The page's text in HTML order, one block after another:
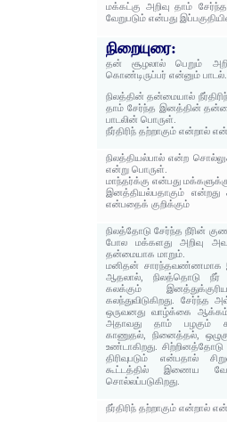
மக்கட்கு அறிவு தாம்
வேறுபடும் என்பது
நிறையுரை:
தன் சூழலால் பெறும்
கொண்டிருப்பர் என்னும் பாடல்.
நிலத்தின் தன்மையால்
தாம் சேர்ந்த இனத்தின்
பாடலின் பொருள்.
நீர்திரிந் தற்றாகும் என்றால்
நிலத்தியல்பால் என்ற
என்று பொருள்.
மாந்தர்க்கு என்பது
இனத்தியல்பதாகும் என்றது
என்பதைக் குறிக்கும்
நிலத்தோடு சேர்ந்த நீரின்
போல மக்களது அறிவு
தன்மையாக மாறும்.
மனிதன் சாரந்தவண்ணமாக
ஆதலால், நிலத்தொடு
கலக்கும்
கலந்துவிடுகிறது.
ஒருவனது வாழ்க்கை
அதாவது தாம் பழகும்
காணுதல், நினைத்தல்,
உண்டாகிறது.
திரிவுபடும் என்பதால்
கூட்டத்தில் இணைய
சொல்லப்படுகிறது.
நீர்திரிந் தற்றாகும் என்றால்